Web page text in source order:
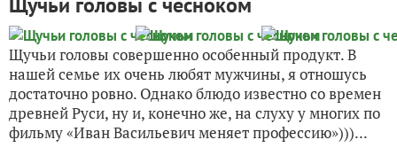
Щучьи головы совершенно особенный продукт. В
нашей семье их очень любят мужчины, я отношусь
достаточно ровно. Однако блюдо известно со времен
древней Руси, ну и, конечно же, на слуху у многих по
фильму «Иван Васильевич меняет профессию»)))...